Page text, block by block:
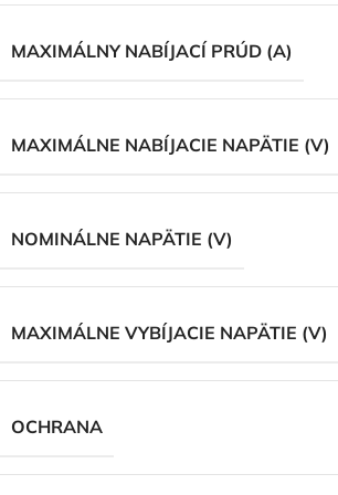
MAXIMÁLNY NABÍJACÍ PRÚD (A)
MAXIMÁLNE NABÍJACIE NAPÄTIE (V)
NOMINÁLNE NAPÄTIE (V)
MAXIMÁLNE VYBÍJACIE NAPÄTIE (V)
OCHRANA